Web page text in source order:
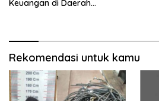
Keuangan di Daerah
Rekomendasi untuk kamu